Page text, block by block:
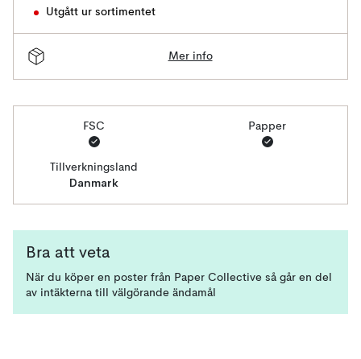
Utgått ur sortimentet
Mer info
FSC Papper
Tillverkningsland
Danmark
Bra att veta
När du köper en poster från Paper Collective så går en del
av intäkterna till välgörande ändamål